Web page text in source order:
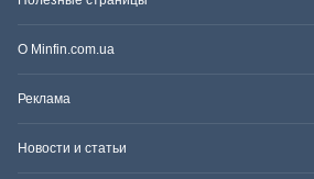
О Minfin.com.ua
Реклама
Новости и статьи